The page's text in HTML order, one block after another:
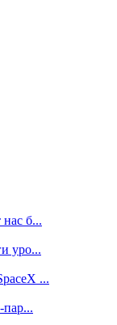
б...
уро...
...
пар...